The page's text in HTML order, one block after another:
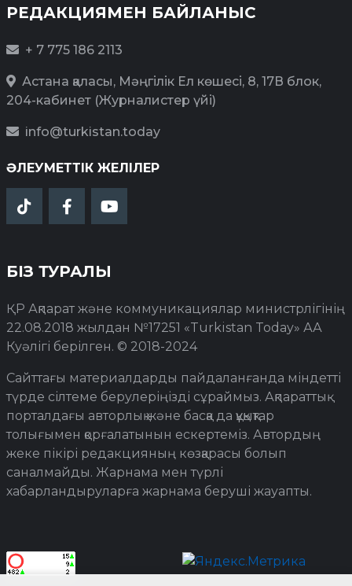
РЕДАКЦИЯМЕН БАЙЛАНЫС
+ 7 775 186 2113
Астана қаласы, Мәңгілік Ел көшесі, 8, 17В блок,
204-кабинет (Журналистер үйі)
info@turkistan.today
ӘЛЕУМЕТТІК ЖЕЛІЛЕР
БІЗ ТУРАЛЫ
ҚР Ақпарат және коммуникациялар министрлігінің
22.08.2018 жылдан №17251 «Turkistan Today» АА
Куәлігі берілген. © 2018-2024
Сайттағы материалдарды пайдаланғанда міндетті
түрде сілтеме берулеріңізді сұраймыз. Ақпараттық
порталдағы авторлық және басқа да құқықтар
толығымен қорғалатынын ескертеміз. Автордың
жеке пікірі редакцияның көзқарасы болып
саналмайды. Жарнама мен түрлі
хабарландыруларға жарнама беруші жауапты.